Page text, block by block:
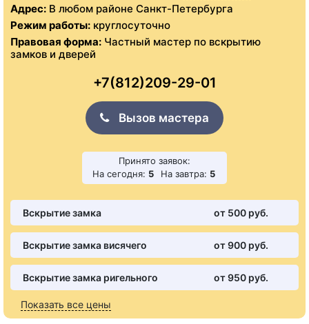
Адрес: В любом районе Санкт-Петербурга
Режим работы: круглосуточно
Правовая форма: Частный мастер по вскрытию
замков и дверей
+7(812)209-29-01
Вызов мастера
Принято заявок:
На сегодня: 5 На завтра: 5
Вскрытие замка от 500 pуб.
Вскрытие замка висячего от 900 pуб.
Вскрытие замка ригельного от 950 pуб.
Показать все цены